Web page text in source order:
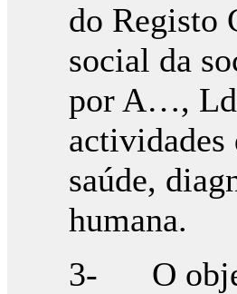
do Registo
social da
por A…,
actividades
saúde,
humana.
3- O